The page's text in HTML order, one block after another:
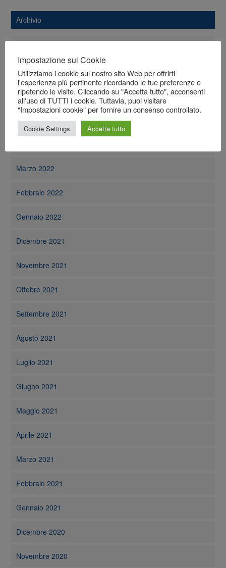
Archivio
Luglio 2022
Giugno 2022
Maggio 2022
Marzo 2022
Febbraio 2022
Gennaio 2022
Dicembre 2021
Novembre 2021
Ottobre 2021
Settembre 2021
Agosto 2021
Luglio 2021
Giugno 2021
Maggio 2021
Aprile 2021
Marzo 2021
Febbraio 2021
Gennaio 2021
Dicembre 2020
Novembre 2020
Impostazione sui Cookie
Utilizziamo i cookie sul nostro sito Web per offrirti
l'esperienza più pertinente ricordando le tue preferenze e
ripetendo le visite. Cliccando su "Accetta tutto", acconsenti
all'uso di TUTTI i cookie. Tuttavia, puoi visitare
"Impostazioni cookie" per fornire un consenso controllato.
Cookie Settings Accetta tutto